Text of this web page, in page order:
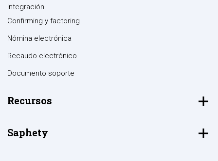
Integración
Confirming y factoring
Nómina electrónica
Recaudo electrónico
Documento soporte
Recursos
Saphety